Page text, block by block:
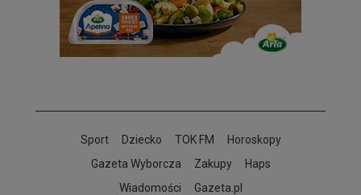
Sport Dziecko TOK FM
Horoskopy
Gazeta Wyborcza
Zakupy
Haps
Wiadomości
Gazeta.pl